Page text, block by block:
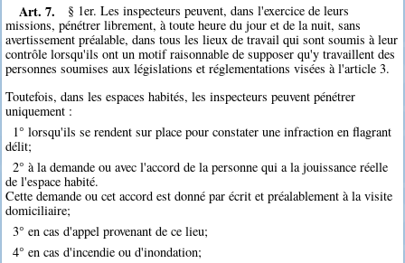
Art. 7.
§ 1er. Les inspecteurs peuvent, dans l'exercice de leurs
missions, pénétrer librement, à toute heure du jour et de la nuit, sans
avertissement préalable, dans tous les lieux de travail qui sont soumis à leur
contrôle lorsqu'ils ont un motif raisonnable de supposer qu'y travaillent des
personnes soumises aux législations et réglementations visées à l'article 3.
Toutefois, dans les espaces habités, les inspecteurs peuvent pénétrer
uniquement :
1° lorsqu'ils se rendent sur place pour constater une infraction en flagrant
délit;
2° à la demande ou avec l'accord de la personne qui a la jouissance réelle
de l'espace habité.
Cette demande ou cet accord est donné par écrit et préalablement à la visite
domiciliaire;
3° en cas d'appel provenant de ce lieu;
4° en cas d'incendie ou d'inondation;